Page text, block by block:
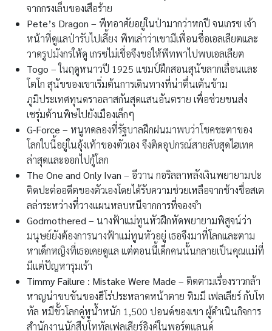
จากกรงเล็บของเสือร้าย
Pete’s Dragon – พีทอาศัยอยู่ในป่ามากว่าหกปี จนเกรซ เจ้า
หน้าที่ดูแลป่ารับไปเลี้ยง พีทเล่าว่าเขามีเพื่อนชื่อเอลเลียตและ
วาดรูปมังกรให้ดู เกรซไม่เชื่อจึงขอให้พีทพาไปพบเอลเลียต
Togo – ในฤดูหนาวปี 1925 แชมป์ฝึกสอนสุนัขลากเลื่อนและ
โตโก สุนัขของเขาเริ่มต้นการเดินทางที่น่าตื่นเต้นข้าม
ภูมิประเทศทุนดราอลาสกันสุดแสนอันตราย เพื่อช่วยขนส่ง
เซรุ่มต้านพิษไปยังเมืองเล็กๆ
G-Force – หนูทดลองที่รัฐบาลฝึกฝนมาพบว่าโชคชะตาของ
โลกใบนี้อยู่ในอุ้งเท้าของตัวเอง จึงติดอุปกรณ์สายลับสุดไฮเทค
ล่าสุดและออกไปกู้โลก
The One and Only Ivan – อีวาน กอริลลาหลังเงินพยายามปะ
ติดปะต่ออดีตของตัวเองโดยได้รับความช่วยเหลือจากช้างชื่อสเต
ลล่าระหว่างที่วางแผนหลบหนีจากการที่จองจำ
Godmothered – นางฟ้าแม่ทูนหัวฝึกหัดพยายามพิสูจน์ว่า
มนุษย์ยังต้องการนางฟ้าแม่ทูนหัวอยู่ เธอจึงมาที่โลกและตาม
หาเด็กหญิงที่เธอเคยดูแล แต่ตอนนี้เด็กคนนั้นกลายเป็นคุณแม่ที่
มีแต่ปัญหารุมเร้า
Timmy Failure : Mistake Were Made – ติดตามเรื่องราวกล้า
หาญน่าขบขันของฮีโร่ประหลาดหน้าตาย ทิมมี เฟลเลียร์ กับโท
ทัล หมีขั้วโลกคู่หูน้ำหนัก 1,500 ปอนด์ของเขา ผู้ดำเนินกิจการ
สำนักงานนักสืบโททัลเฟลเลียร์อิงค์ในพอร์ตแลนด์